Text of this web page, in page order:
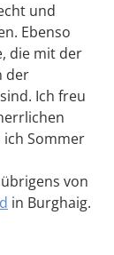
und
Ebenso
die mit der
der
Ich freu
ich Sommer
von
in Burghaig.